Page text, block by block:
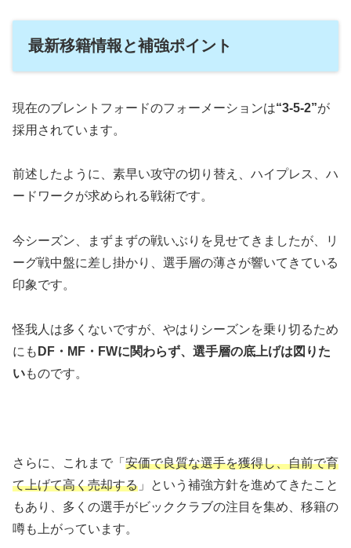
最新移籍情報と補強ポイント
現在のブレントフォードのフォーメーションは“3-5-2”が
採用されています。
前述したように、素早い攻守の切り替え、ハイプレス、ハ
ードワークが求められる戦術です。
今シーズン、まずまずの戦いぶりを見せてきましたが、リ
ーグ戦中盤に差し掛かり、選手層の薄さが響いてきている
印象です。
怪我人は多くないですが、やはりシーズンを乗り切るため
にも DF・MF・FWに関わらず、選手層の底上げは図りた
いものです。
さらに、これまで「 安価で良質な選手を獲得し、自前で育
て上げて高く売却する 」という補強方針を進めてきたこと
もあり、多くの選手がビッククラブの注目を集め、移籍の
噂も上がっています。